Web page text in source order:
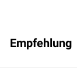
Empfehlung